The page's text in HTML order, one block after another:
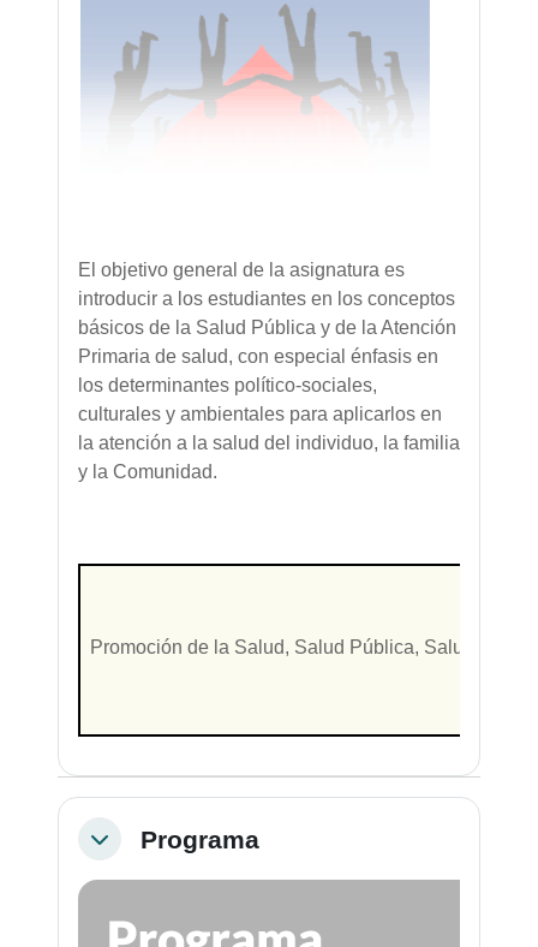
El objetivo general de la asignatura es
introducir a los estudiantes en los conceptos
básicos de la Salud Pública y de la Atención
Primaria de salud, con especial énfasis en
los determinantes político-sociales,
culturales y ambientales para aplicarlos en
la atención a la salud del individuo, la familia
y la Comunidad.
Promoción de la Salud, Salud Pública, Salud
ColapsarPrograma